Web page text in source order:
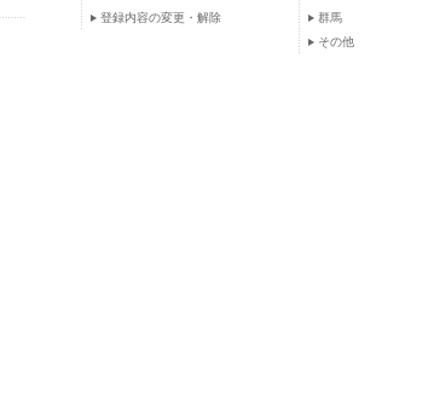
登録内容の変更・解除
群馬
その他